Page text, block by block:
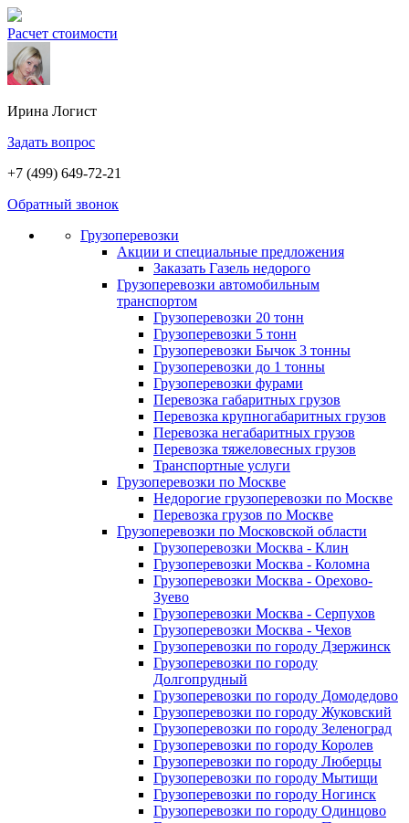
Расчет стоимости
Ирина Логист
Задать вопрос
+7 (499) 649-72-21
Обратный звонок
Грузоперевозки
Акции и специальные предложения
Заказать Газель недорого
Грузоперевозки автомобильным
транспортом
Грузоперевозки 20 тонн
Грузоперевозки 5 тонн
Грузоперевозки Бычок 3 тонны
Грузоперевозки до 1 тонны
Грузоперевозки фурами
Перевозка габаритных грузов
Перевозка крупногабаритных грузов
Перевозка негабаритных грузов
Перевозка тяжеловесных грузов
Транспортные услуги
Грузоперевозки по Москве
Недорогие грузоперевозки по Москве
Перевозка грузов по Москве
Грузоперевозки по Московской области
Грузоперевозки Москва - Клин
Грузоперевозки Москва - Коломна
Грузоперевозки Москва - Орехово-
Зуево
Грузоперевозки Москва - Серпухов
Грузоперевозки Москва - Чехов
Грузоперевозки по городу Дзержинск
Грузоперевозки по городу
Долгопрудный
Грузоперевозки по городу Домодедово
Грузоперевозки по городу Жуковский
Грузоперевозки по городу Зеленоград
Грузоперевозки по городу Королев
Грузоперевозки по городу Люберцы
Грузоперевозки по городу Мытищи
Грузоперевозки по городу Ногинск
Грузоперевозки по городу Одинцово